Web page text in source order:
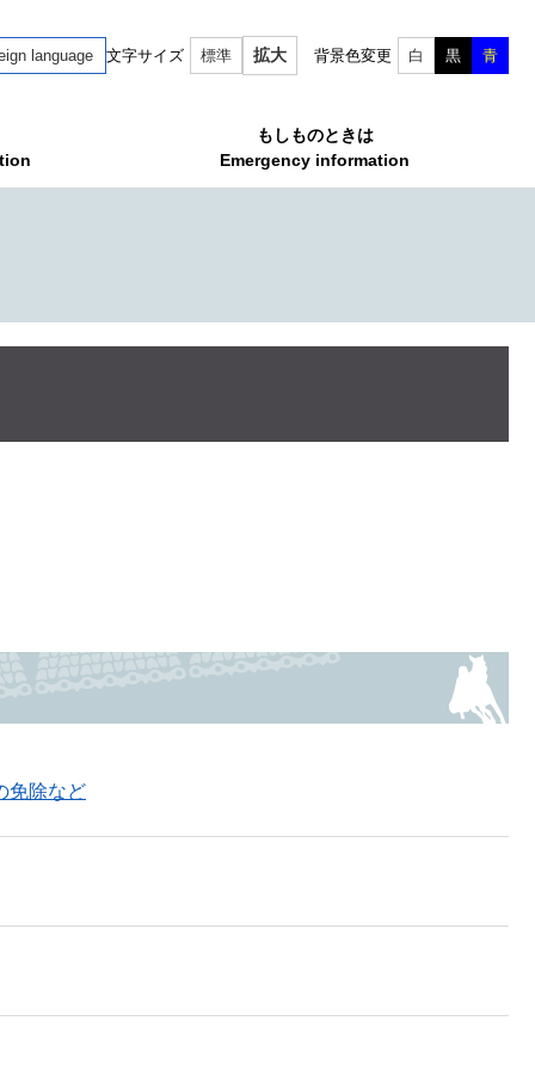
language 文字サイズ 標準 拡大 背景色変更 白 黒 青
もしものときは
Emergency information
免除など